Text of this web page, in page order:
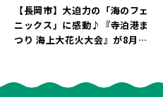
【長岡市】大迫力の「海のフェ
ニックス」に感動♪『寺泊港ま
つり 海上大花火大会』が8月7